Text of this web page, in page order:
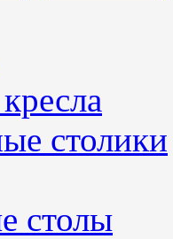
столики
столы